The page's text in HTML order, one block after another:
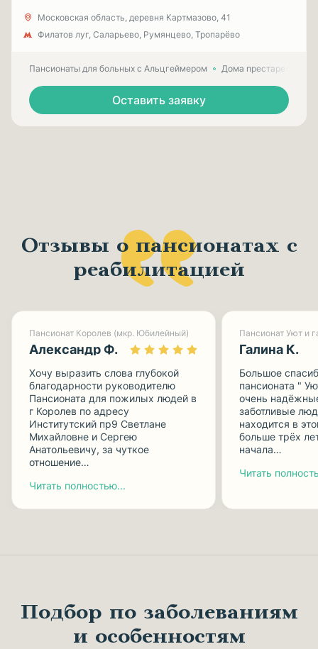
Московская область, деревня Картмазово, 41
Филатов луг, Саларьево, Румянцево, Тропарёво
Пансионаты для больных с Альцгеймером Дома престарелых
Оставить заявку
Отзывы о пансионатах с
реабилитацией
Пансионат Королев (мкр. Юбилейный)
Александр Ф.
Хочу выразить слова глубокой
благодарности руководителю
Пансионата для пожилых людей в
г Королев по адресу
Институтский пр9 Светлане
Михайловне и Сергею
Анатольевичу, за чуткое
отношение…
Читать полностью...
Галина К.
Большое
пансионата "
очень
заботливые
находится в
больше трёх
начала…
Читать
Подбор по заболеваниям
и особенностям